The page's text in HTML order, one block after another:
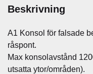
l
ö
r
F
a
Beskrivning
A1 Konsol för falsade
råspont.
Max konsolavstånd
utsatta ytor/områden).